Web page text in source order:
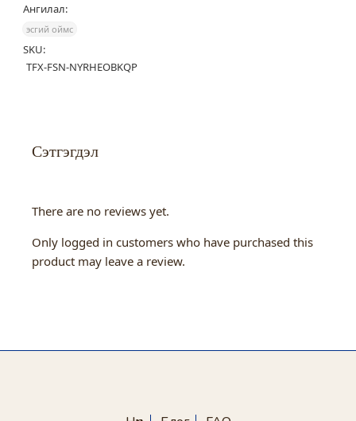
Ангилал:
эсгий оймс
SKU:
TFX-FSN-NYRHEOBKQP
Сэтгэгдэл
There are no reviews yet.
Only logged in customers who have purchased this
product may leave a review.